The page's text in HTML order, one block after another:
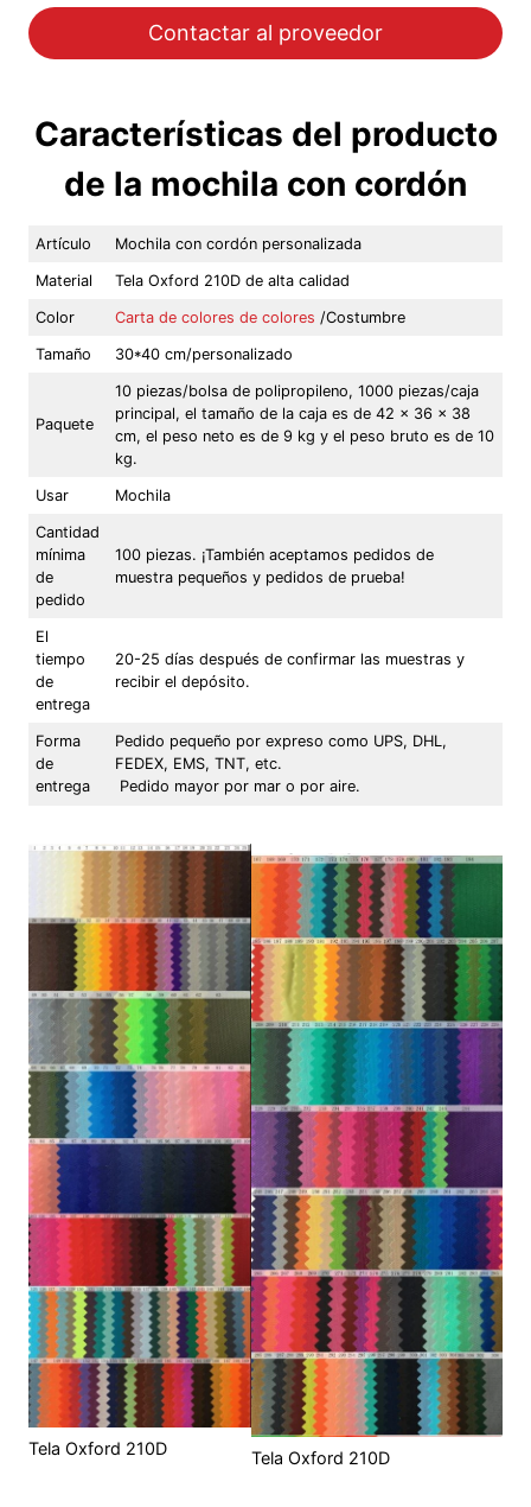
Contactar al proveedor
Características del producto
de la mochila con cordón
Artículo Mochila con cordón personalizada
Material Tela Oxford 210D de alta calidad
Color Carta de colores de colores /Costumbre
Tamaño 30*40 cm/personalizado
Paquete
10 piezas/bolsa de polipropileno, 1000 piezas/caja
principal, el tamaño de la caja es de 42 x 36 x 38
cm, el peso neto es de 9 kg y el peso bruto es de 10
kg.
Usar Mochila
Cantidad
mínima
de
pedido
100 piezas. ¡También aceptamos pedidos de
muestra pequeños y pedidos de prueba!
El
tiempo
de
entrega
20-25 días después de confirmar las muestras y
recibir el depósito.
Forma
de
entrega
Pedido pequeño por expreso como UPS, DHL,
FEDEX, EMS, TNT, etc.
Pedido mayor por mar o por aire.
Tela Oxford 210D Tela Oxford 210D